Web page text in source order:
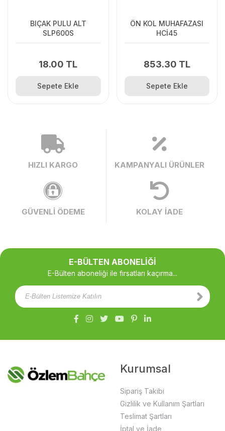
BIÇAK PULU ALT
SLP600S
18.00 TL
Sepete Ekle
ÖN KOL MUHAFAZASI
HCİ45
853.30 TL
Sepete Ekle
HIZLI KARGO KAMPANYALI ÜRÜNLER
GÜVENLİ ÖDEME KOLAY İADE
E-BÜLTEN ABONELİĞİ
E-Bülten aboneliği ile fırsatları kaçırma...
Kurumsal
Sipariş Takibi
Gizlilik ve Kullanım Şartları
Teslimat Şartları
İptal ve İade